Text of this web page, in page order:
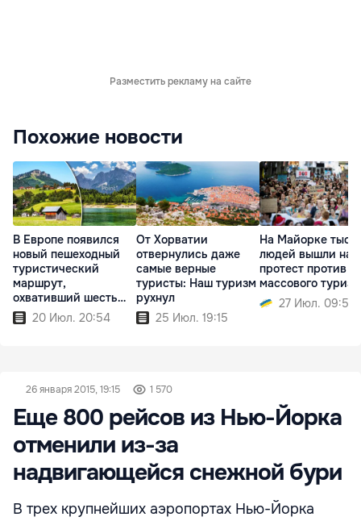
Разместить рекламу на сайте
Похожие новости
В Европе появился
новый пешеходный
туристический
маршрут,
охвативший шесть
стран20 Июл. 20:54
От Хорватии
отвернулись даже
самые верные
туристы: Наш туризм
рухнул
25 Июл. 19:15
На Майорке
людей вышли на
протест против
массового
27 Июл. 09:51
26 января 2015, 19:15 1 570
Еще 800 рейсов из Нью-Йорка
отменили из-за
надвигающейся снежной бури
В трех крупнейших аэропортах Нью-Йорка